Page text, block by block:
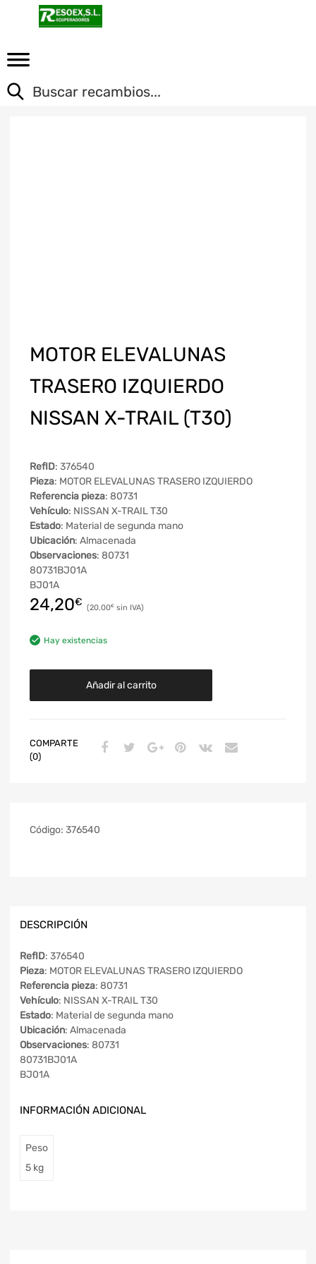
MOTOR ELEVALUNAS
TRASERO IZQUIERDO
NISSAN X-TRAIL (T30)
RefID: 376540
Pieza: MOTOR ELEVALUNAS TRASERO IZQUIERDO
Referencia pieza: 80731
Vehículo: NISSAN X-TRAIL T30
Estado: Material de segunda mano
Ubicación: Almacenada
Observaciones: 80731
80731BJ01A
BJ01A
24,20€ 20,00€
Hay existencias
Añadir al carrito
COMPARTE
(0)
Código: 376540
DESCRIPCIÓN
RefID: 376540
Pieza: MOTOR ELEVALUNAS TRASERO IZQUIERDO
Referencia pieza: 80731
Vehículo: NISSAN X-TRAIL T30
Estado: Material de segunda mano
Ubicación: Almacenada
Observaciones: 80731
80731BJ01A
BJ01A
INFORMACIÓN ADICIONAL
Peso
5 kg